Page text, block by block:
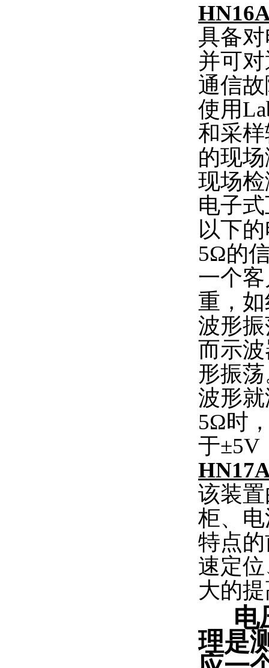
具备
并可
通信
使用
和采
的现
现场
电子
以下
5Ω的
一个
重，
波形
而示
形振
波形
5Ω时
于±5V
该装
柜、
特点
速定
大的
电
理是